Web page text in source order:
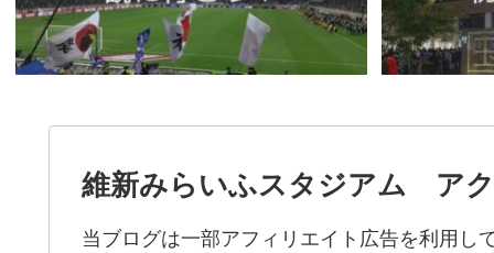
維新みらいふスタジアム ア
当ブログは一部アフィリエイト広告を利用し